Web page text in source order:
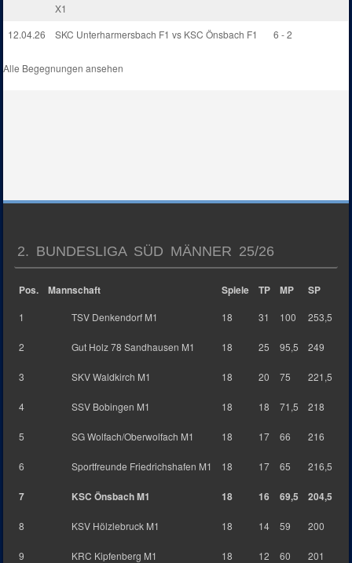
X1
12.04.26 SKC Unterharmersbach F1 vs KSC Önsbach F1 6 - 2
Alle Begegnungen ansehen
2. BUNDESLIGA SÜD MÄNNER 25/26
Pos. Mannschaft Spiele TP MP SP
1 TSV Denkendorf M1 18 31 100 253,5
2 Gut Holz 78 Sandhausen M1 18 25 95,5 249
3 SKV Waldkirch M1 18 20 75 221,5
4 SSV Bobingen M1 18 18 71,5 218
5 SG Wolfach/Oberwolfach M1 18 17 66 216
6 Sportfreunde Friedrichshafen M1 18 17 65 216,5
7 KSC Önsbach M1 18 16 69,5 204,5
8 KSV Hölzlebruck M1 18 14 59 200
9 KRC Kipfenberg M1 18 12 60 201